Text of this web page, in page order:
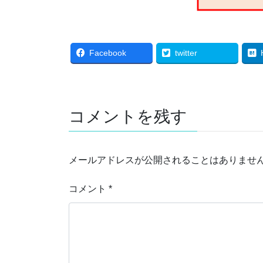
Facebook twitter
コメントを残す
メールアドレスが公開されることはありませ
コメント *